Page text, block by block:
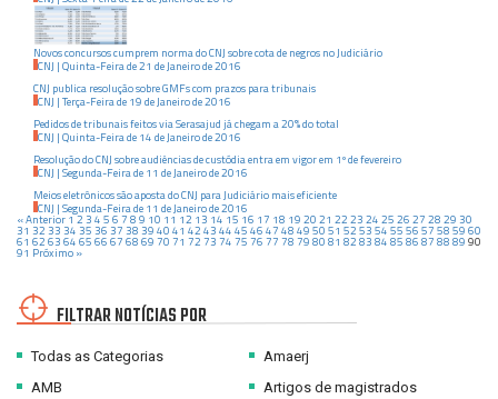
Novos concursos cumprem norma do CNJ sobre cota de negros no Judiciário
CNJ | Quinta-Feirade21 de Janeirode2016
CNJ publica resolução sobre GMFs com prazos para tribunais
CNJ | Terça-Feirade 19 de Janeirode2016
Pedidos de tribunais feitos via Serasajud já chegam a 20% do total
CNJ | Quinta-Feirade 14 de Janeirode2016
Resolução do CNJ sobre audiências de custódia entra em vigor em 1º de fevereiro
CNJ | Segunda-Feirade 11 de Janeirode2016
Meios eletrônicos são aposta do CNJ para Judiciário mais eficiente
CNJ | Segunda-Feirade 11 de Janeirode2016
« Anterior 12 3 4 5 6 7 8 9 10 11 12 13 14 15 16 17 18 19 20 21 22 23 24 25 26 27 28 29 30
31 32 33 34 35 36 37 38 39 40 41 42 43 44 45 46 47 48 49 50 51 52 53 54 55 56 57 58 59 60
61 62 63 64 65 66 67 68 69 70 71 72 73 74 75 76 77 78 79 80 81 82 83 84 85 86 87 88 89 90
91 Próximo »
FILTRAR NOTÍCIAS POR
Todas as Categorias
AMB
Amaerj
Artigos de magistrados